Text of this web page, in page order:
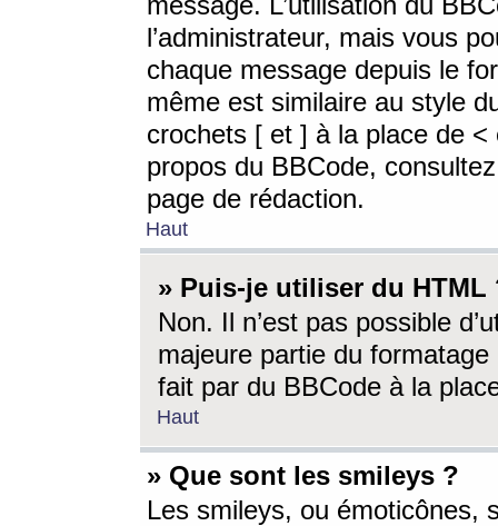
l’administrateur, mais vous
chaque message depuis le
même est similaire au style
crochets [ et ] à la place de <
propos du BBCode,
page de rédaction.
Haut
» Puis-je utiliser du HTML
Non. Il n’est pas possible
majeure partie du
fait par du BBCode à la
Haut
» Que sont les smileys ?
Les smileys, ou émoticônes,